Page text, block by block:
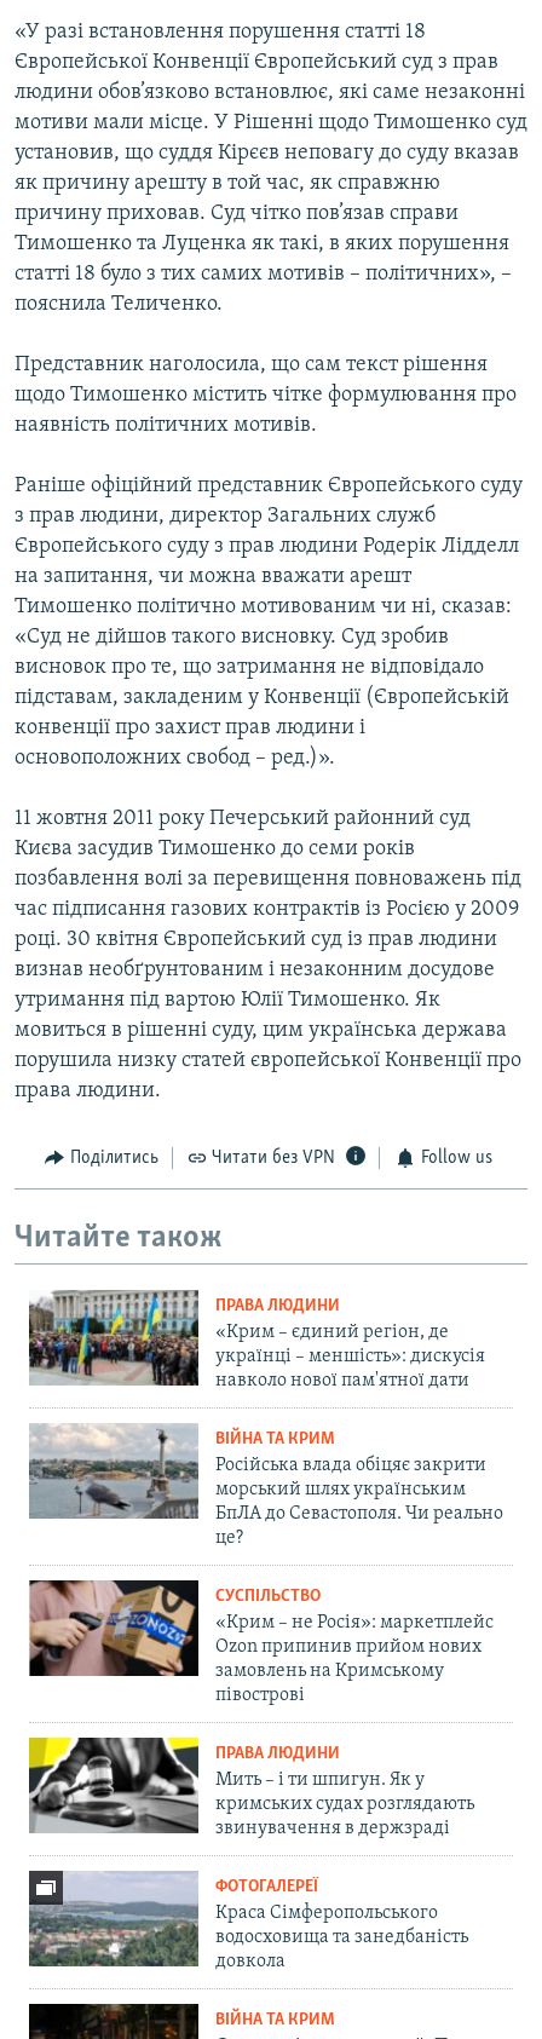
«У разі встановлення порушення статті 18
Європейської Конвенції Європейський суд з прав
людини обов’язково встановлює, які саме незаконні
мотиви мали місце. У Рішенні щодо Тимошенко суд
установив, що суддя Кірєєв неповагу до суду вказав
як причину арешту в той час, як справжню
причину приховав. Суд чітко пов’язав справи
Тимошенко та Луценка як такі, в яких порушення
статті 18 було з тих самих мотивів – політичних», –
пояснила Теличенко.
Представник наголосила, що сам текст рішення
щодо Тимошенко містить чітке формулювання про
наявність політичних мотивів.
Раніше офіційний представник Європейського суду
з прав людини, директор Загальних служб
Європейського суду з прав людини Родерік Лідделл
на запитання, чи можна вважати арешт
Тимошенко політично мотивованим чи ні, сказав:
«Суд не дійшов такого висновку. Суд зробив
висновок про те, що затримання не відповідало
підставам, закладеним у Конвенції (Європейській
конвенції про захист прав людини і
основоположних свобод – ред.)».
11 жовтня 2011 року Печерський районний суд
Києва засудив Тимошенко до семи років
позбавлення волі за перевищення повноважень під
час підписання газових контрактів із Росією у 2009
році. 30 квітня Європейський суд із прав людини
визнав необґрунтованим і незаконним досудове
утримання під вартою Юлії Тимошенко. Як
мовиться в рішенні суду, цим українська держава
порушила низку статей європейської Конвенції про
права людини.
Поділитись Читати без VPN Follow us
Читайте також
ПРАВА ЛЮДИНИ
«Крим – єдиний регіон, де
українці – меншість»: дискусія
навколо нової пам'ятної дати
ВІЙНА ТА КРИМ
Російська влада обіцяє закрити
морський шлях українським
БпЛА до Севастополя. Чи реально
це?
СУСПІЛЬСТВО
«Крим – не Росія»: маркетплейс
Ozon припинив прийом нових
замовлень на Кримському
півострові
ПРАВА ЛЮДИНИ
Мить – і ти шпигун. Як у
кримських судах розглядають
звинувачення в держзраді
ФОТОГАЛЕРЕЇ
Краса Сімферопольського
водосховища та занедбаність
довкола
ВІЙНА ТА КРИМ